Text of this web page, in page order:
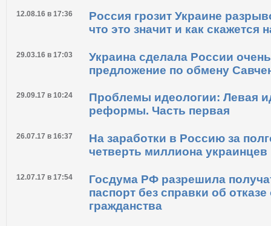
12.08.16 в 17:36
Россия грозит Украине
что это значит и как скажется
29.03.16 в 17:03
Украина сделала России
предложение по обмену
29.09.17 в 10:24
Проблемы идеологии: Левая
реформы. Часть первая
26.07.17 в 16:37
На заработки в Россию за
четверть миллиона украинцев
12.07.17 в 17:54
Госдума РФ разрешила
паспорт без справки об отказе
гражданства